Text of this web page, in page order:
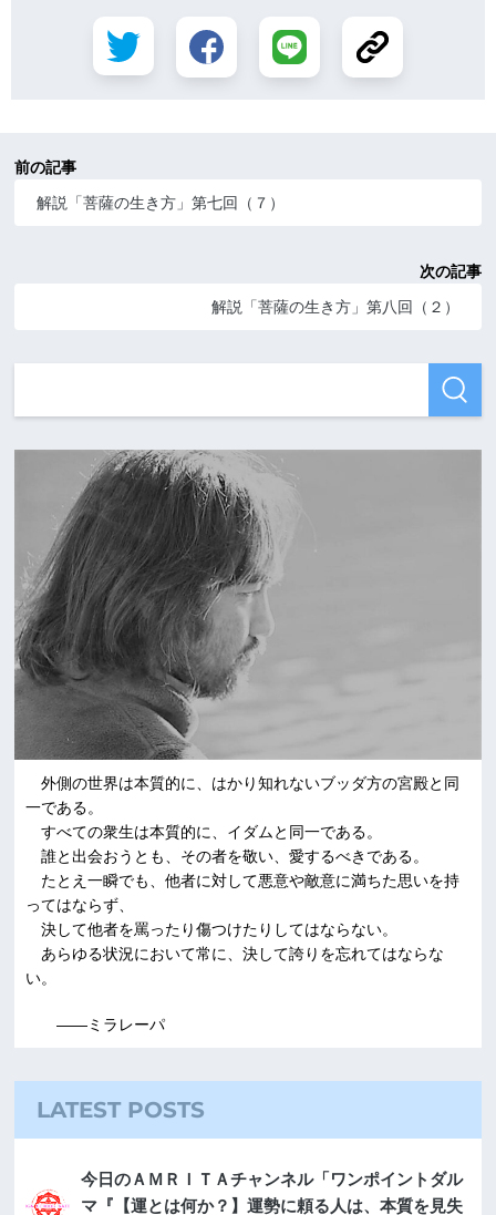
前の記事
解説「菩薩の生き方」第七回（７）
次の記事
解説「菩薩の生き方」第八回（２）
外側の世界は本質的に、はかり知れないブッダ方の宮殿と同
一である。
すべての衆生は本質的に、イダムと同一である。
誰と出会おうとも、その者を敬い、愛するべきである。
たとえ一瞬でも、他者に対して悪意や敵意に満ちた思いを持
ってはならず、
決して他者を罵ったり傷つけたりしてはならない。
あらゆる状況において常に、決して誇りを忘れてはならな
い。
――ミラレーパ
LATEST POSTS
今日のＡＭＲＩＴＡチャンネル「ワンポイントダル
マ『【運とは何か？】運勢に頼る人は、本質を見失